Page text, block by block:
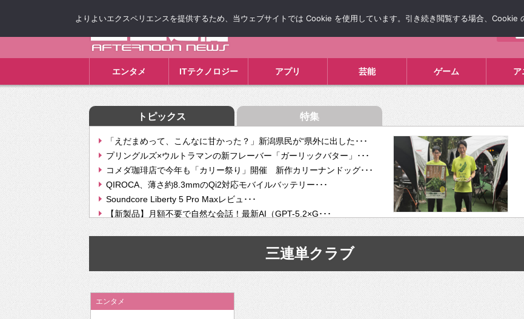
エンタメ ITテクノロジー アプリ 芸能 ゲーム ア
トピックス 特集
「えだまめって、こんなに甘かった？」新潟県民が“県外に出した･･･
プリングルズ×ウルトラマンの新フレーバー「ガーリックバター」･･･
コメダ珈琲店で今年も「カリー祭り」開催 新作カリーナンドッグ･･･
QIROCA、薄さ約8.3mmのQi2対応モバイルバッテリー･･･
Soundcore Liberty 5 Pro Maxレビュ･･･
【新製品】月額不要で自然な会話！最新AI（GPT-5.2×G･･･
【次世代の没入感と生産性】VITURE Luma Ultra･･･
挫折率8割の壁をAIで突破。ジャストシステム、”自分が今話し･･･
2026年のバレンタインは「自分で作って、想いを渡す」 TE･･･
三連単クラブ
エンタメ
よりよいエクスペリエンスを提供するため、当ウェブサイトでは Cookie を使用しています。引き続き閲覧する場合、Cookie